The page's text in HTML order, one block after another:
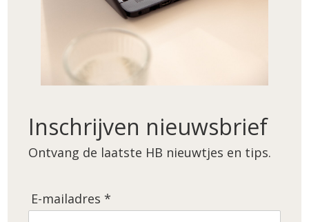
Archives
april 2025
maart 2025
februari 2025
juni 2024
Inschrijven nieuwsbrief
Ontvang de laatste HB nieuwtjes en tips.
E-mailadres *